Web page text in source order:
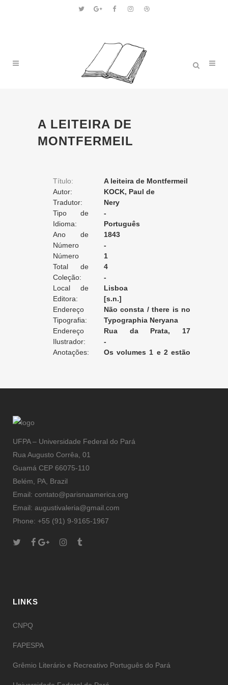
A LEITEIRA DE
MONTFERMEIL
Título:
A leiteira de Montfermeil
Autor:
KOCK, Paul de
Tradutor:
Nery
Tipo de
Tradução:
-
Idioma:
Português
Ano de
Edição:
1843
Número
da Edição:
-
Número
do Volume:
1
Total de
Volumes:
4
Coleção:
-
Local de
Edição:
Lisboa
Editora:
[s.n.]
Endereço
da Editora:
Não consta / there is no
record / non enregistré
Tipografia:
Typographia Neryana
Endereço
da Tipografia:
Rua da Prata, 17
[Lisboa]
Ilustrador:
-
Anotações:
Os volumes 1 e 2 estão
UFPA – Universidade Federal do Pará
Rua Augusto Corrêa, 01
Guamá CEP 66075-110
Belém, PA, Brazil
Email: contato@parisnaamerica.org
Email: augustivaleria@gmail.com
Phone: +55 (91) 9-9165-1967
LINKS
CNPQ
FAPESPA
Grêmio Literário e Recreativo Português do Pará